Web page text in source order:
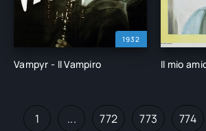
1932
Vampyr - Il Vampiro Il mio
1 ... 772 773 774